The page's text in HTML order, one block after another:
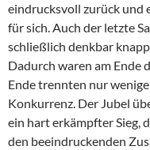
eindrucksvoll zurück und
für sich. Auch der letzte
schließlich denkbar
Dadurch waren am Ende
Ende trennten nur
Konkurrenz. Der Jubel
ein hart erkämpfter Sieg,
den beeindruckenden